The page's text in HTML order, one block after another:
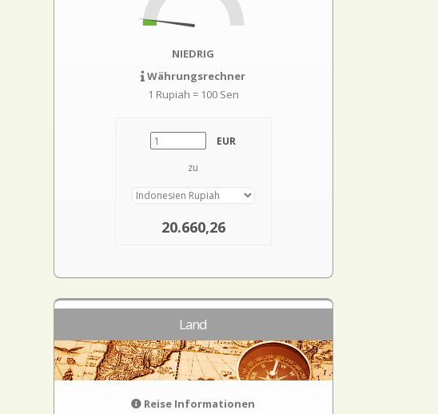
NIEDRIG
Währungsrechner
1 Rupiah = 100 Sen
EUR
zu
20.660,26
Land
Reise Informationen